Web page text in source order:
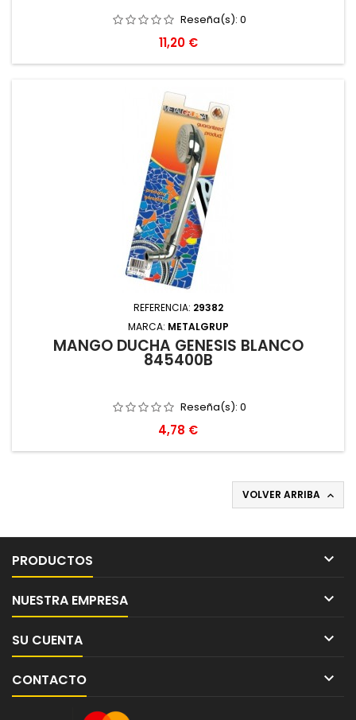
Reseña(s): 0
Precio
11,20 €
REFERENCIA: 29382
MARCA: METALGRUP
MANGO DUCHA GENESIS BLANCO
845400B
Reseña(s): 0
Precio
4,78 €
VOLVER ARRIBA 
PRODUCTOS 
NUESTRA EMPRESA 
SU CUENTA 
CONTACTO 